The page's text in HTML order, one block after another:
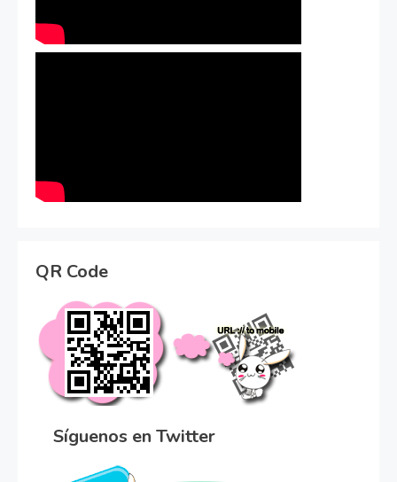
QR Code
Síguenos en Twitter